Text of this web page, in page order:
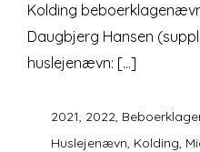
Kolding
Daugbjerg Hansen
huslejenævn: […]
2021, 2022,
Huslejenævn, Kolding,